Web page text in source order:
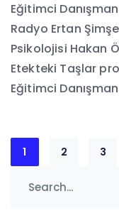
Eğitimci
Radyo Ertan
Psikolojisi Hakan
Etekteki Taşlar
Eğitimci
Yazı
1 2 3